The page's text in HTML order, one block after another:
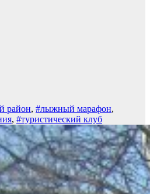
район, #лыжный марафон,
, #туристический клуб